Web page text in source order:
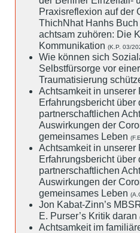
Praxisreflexion auf der
ThichNhat Hanhs
achtsam zuhören: Die
Kommunikation (K.P. 03/
Wie können sich
Selbstfürsorge vor
Traumatisierung
Achtsamkeit in unserer
Erfahrungsbericht
partnerschaftlichen
Auswirkungen der
gemeinsames Leben
Achtsamkeit in unserer
Erfahrungsbericht
partnerschaftlichen
Auswirkungen der
gemeinsames Leben
Jon Kabat-Zinn’s
E. Purser’s Kritik daran
Achtsamkeit im